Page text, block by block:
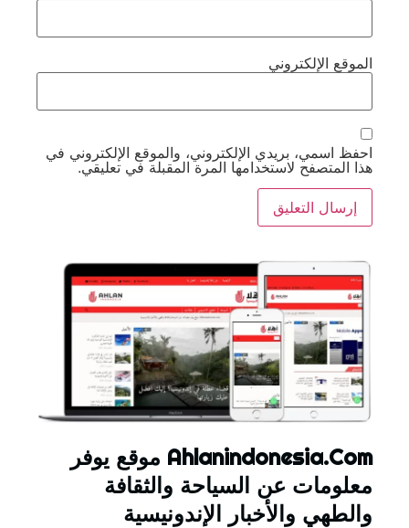
الموقع الإلكتروني
احفظ اسمي، بريدي الإلكتروني، والموقع الإلكتروني في
هذا المتصفح لاستخدامها المرة المقبلة في تعليقي.
Ahlanindonesia.Com موقع يوفر
معلومات عن السياحة والثقافة
والطهي والأخبار الإندونيسية